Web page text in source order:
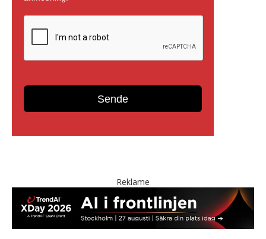
Reklame